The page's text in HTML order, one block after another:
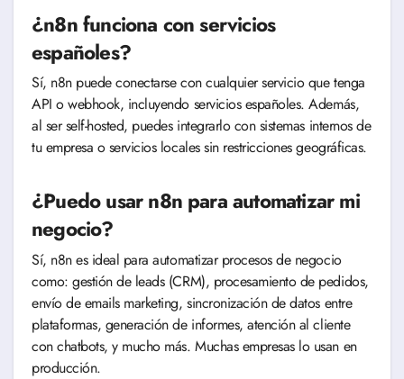
¿n8n funciona con servicios
españoles?
Sí, n8n puede conectarse con cualquier servicio que tenga
API o webhook, incluyendo servicios españoles. Además,
al ser self-hosted, puedes integrarlo con sistemas internos de
tu empresa o servicios locales sin restricciones geográficas.
¿Puedo usar n8n para automatizar mi
negocio?
Sí, n8n es ideal para automatizar procesos de negocio
como: gestión de leads (CRM), procesamiento de pedidos,
envío de emails marketing, sincronización de datos entre
plataformas, generación de informes, atención al cliente
con chatbots, y mucho más. Muchas empresas lo usan en
producción.